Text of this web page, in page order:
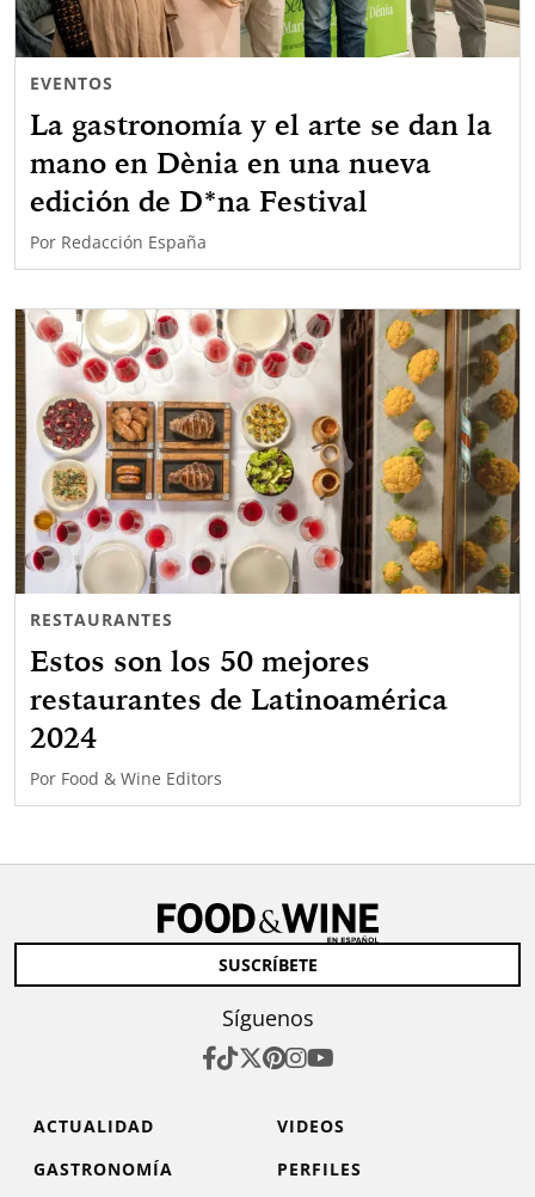
EVENTOS
La gastronomía y el arte se dan la
mano en Dènia en una nueva
edición de D*na Festival
Por Redacción España
RESTAURANTES
Estos son los 50 mejores
restaurantes de Latinoamérica
2024
Por Food & Wine Editors
SUSCRÍBETE
Síguenos
ACTUALIDAD
VIDEOS
GASTRONOMÍA
PERFILES